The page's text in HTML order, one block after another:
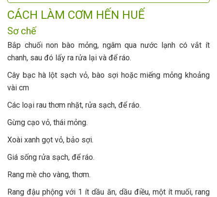
CÁCH LÀM CƠM HẾN HUẾ
Sơ chế
Bắp chuối non bào mỏng, ngâm qua nước lạnh có vắt ít
chanh, sau đó lấy ra rửa lại và để ráo.
Cây bạc hà lột sạch vỏ, bào sợi hoặc miếng mỏng khoảng
vài cm
Các loại rau thơm nhặt, rửa sạch, để ráo.
Gừng cạo vỏ, thái mỏng.
Xoài xanh gọt vỏ, bảo sợi.
Giá sống rửa sạch, để ráo.
Rang mè cho vàng, thơm.
Rang đậu phộng với 1 ít dầu ăn, dầu điều, một ít muối, rang